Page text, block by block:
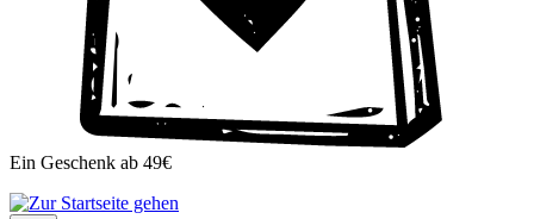
Ein Geschenk ab 49€